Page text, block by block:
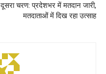
दूसरा चरण: प्रदेशभर में मतदान जारी,
मतदाताओं में दिख रहा उत्साह